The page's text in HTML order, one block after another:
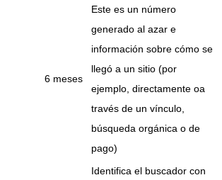
6 meses
Este es un número
generado al azar e
información sobre cómo se
llegó a un sitio (por
ejemplo, directamente oa
través de un vínculo,
búsqueda orgánica o de
pago)
Identifica el buscador con